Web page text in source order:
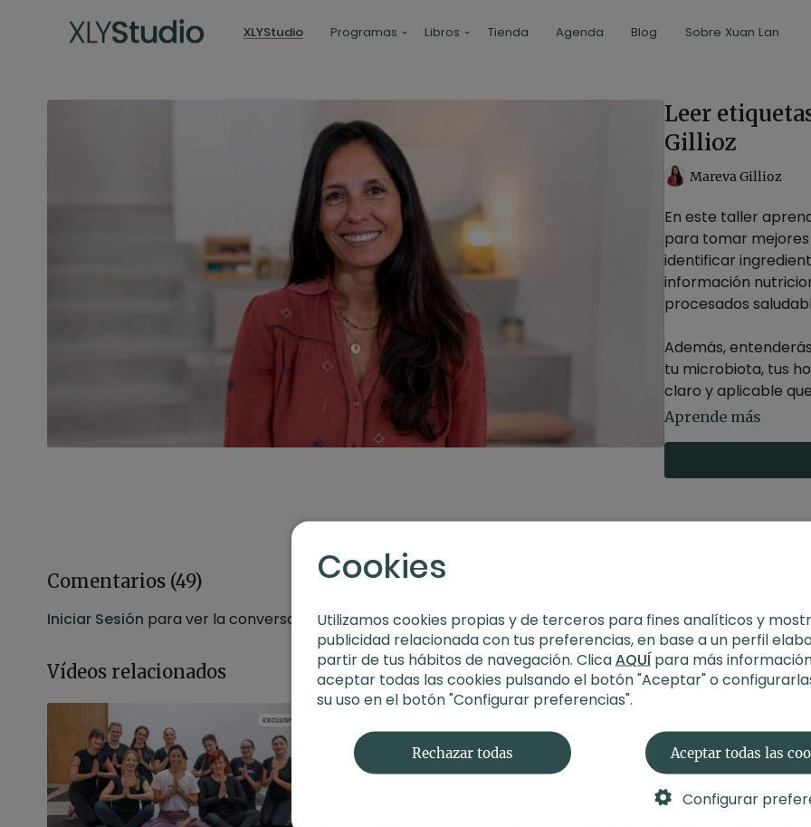
XLYStudio Programas Libros Tienda Agenda Blog Sobre Xuan Lan
Leer
Gillioz
Mareva Gillioz
En este taller
para tomar
identificar
información
procesados
Además,
tu microbiota, tus
claro y aplicable
bienestar y comprar
:
Contenido
Aprende más
Comentarios (49)
Iniciar Sesión para ver la conversación
Vídeos relacionados
Cookies
Utilizamos cookies propias y de terceros para fines analíticos y
publicidad relacionada con tus preferencias, en base a un perfil
partir de tus hábitos de navegación. ClicaAQUÍpara más
aceptar todas las cookies pulsando el botón "Aceptar" o
su uso en el botón "Configurar preferencias".
Rechazar todas Aceptar todas las
Configurar